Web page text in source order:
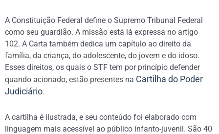
A Constituição Federal define o Supremo Tribunal Federal
como seu guardião. A missão está lá expressa no artigo
102. A Carta também dedica um capítulo ao direito da
família, da criança, do adolescente, do jovem e do idoso.
Esses direitos, os quais o STF tem por princípio defender
quando acionado, estão presentes na Cartilha do Poder
Judiciário.
A cartilha é ilustrada, e seu conteúdo foi elaborado com
linguagem mais acessível ao público infanto-juvenil. São 40